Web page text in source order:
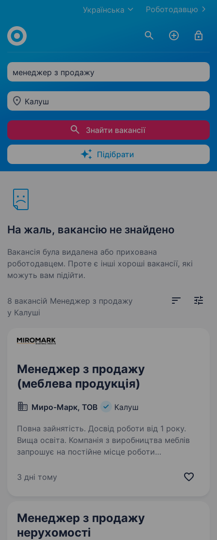
Роботодавцю
Українська
менеджер з продажу
Калуш
Знайти вакансії
Підібрати
На жаль, вакансію не знайдено
Вакансія була видалена або прихована
роботодавцем. Проте є інші хороші вакансії, які
можуть вам підійти.
8 вакансій Менеджер з продажу
у Калуші
Менеджер з продажу
(меблева продукція)
Миро-Марк, ТОВ Калуш
Повна зайнятість. Досвід роботи від 1 року.
Вища освіта. Компанія з виробництва меблів
запрошує на постійне місце роботи
Вимоги: досвід роботи в сфері продаж ; знання
3 дні тому
Менеджер з продажу
нерухомості